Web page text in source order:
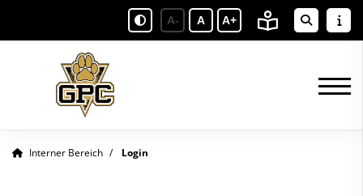
A- A A+
Interner Bereich Login